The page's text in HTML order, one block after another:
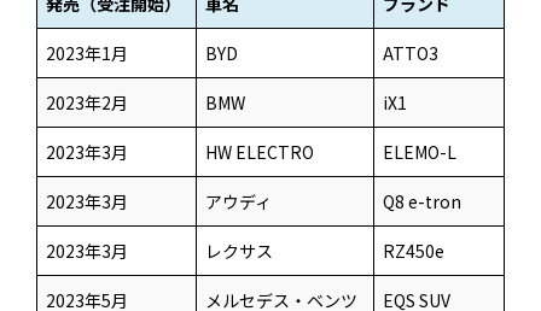
2023年1月 BYD ATTO3
2023年2月 BMW iX1
2023年3月 HW ELECTRO ELEMO-L
2023年3月 アウディ Q8 e-tron
2023年3月 レクサス RZ450e
2023年5月 メルセデス・ベンツ EQS SUV